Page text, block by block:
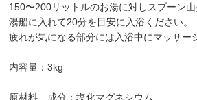
150〜200リットルのお湯に対しスプーン
湯船に入れて20分を目安に入浴ください。
疲れが気になる部分には入浴中にマッサー
内容量：3kg
原材料、成分：塩化マグネシウム